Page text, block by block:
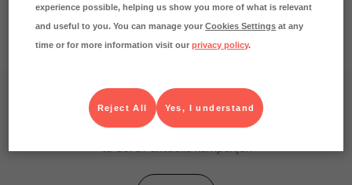
Våra kundtidningar
Läs inspirerande reportage, matnyttiga artiklar och
experience possible, helping us show you more of what is relevant
and useful to you. You can manage yourCookies Settings at any
time or for more information visit ourprivacy policy.
Yes, I understand
Reject All